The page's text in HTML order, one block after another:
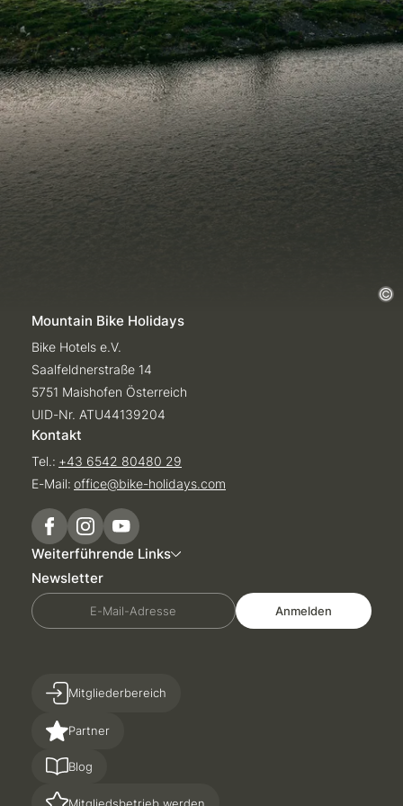
Mountain Bike Holidays
Bike Hotels e.V.
Saalfeldnerstraße 14
5751 Maishofen Österreich
UID-Nr. ATU44139204
Kontakt
Tel.: +43 6542 80480 29
E-Mail: office@bike-holidays.com
Weiterführende Links
Newsletter
E-Mail-Adresse Anmelden
Partner
Blog
Mitgliedsbetrieb werden
Mitgliederbereich